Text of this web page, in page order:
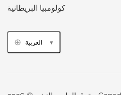
كولومبيا البريطانية
العربية